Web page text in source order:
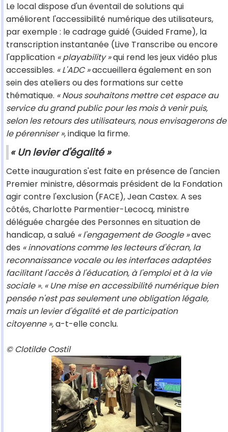
Le local dispose d'un éventail de solutions qui
améliorent l'accessibilité numérique des utilisateurs,
par exemple : le cadrage guidé (Guided Frame), la
transcription instantanée (Live Transcribe ou encore
l'application « playability »qui rend les jeux vidéo plus
accessibles. « L'ADC »accueillera également en son
sein des ateliers ou des formations sur cette
thématique. « Nous souhaitons mettre cet espace au
service du grand public pour les mois à venir puis,
selon les retours des utilisateurs, nous envisagerons de
le pérenniser », indique la firme.
« Un levier d'égalité »
Cette inauguration s'est faite en présence de l'ancien
Premier ministre, désormais président de la Fondation
agir contre l'exclusion (FACE), Jean Castex. A ses
côtés, Charlotte Parmentier-Lecocq, ministre
déléguée chargée des Personnes en situation de
handicap, a salué « l'engagement de Google »avec
des « innovations comme les lecteurs d'écran, la
reconnaissance vocale ou les interfaces adaptées
facilitant l'accès à l'éducation, à l'emploi et à la vie
sociale ». « Une mise en accessibilité numérique bien
pensée n'est pas seulement une obligation légale,
mais un levier d'égalité et de participation
citoyenne »,a-t-elle conclu.
© Clotilde Costil